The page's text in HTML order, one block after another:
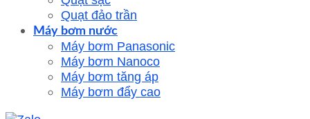
Quạt đảo trần
Máy bơm nước
Máy bơm Panasonic
Máy bơm Nanoco
Máy bơm tăng áp
Máy bơm đẩy cao